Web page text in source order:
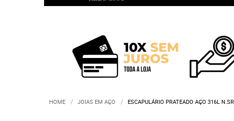
HOME JOIAS EM AÇO ESCAPULÁRIO PRATEADO AÇO 316L